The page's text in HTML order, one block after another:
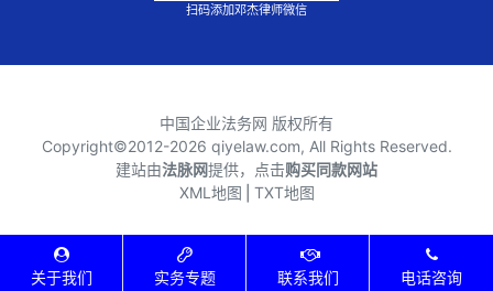
扫码添加邓杰律师微信
中国企业法务网 版权所有
Copyright©2012-2026 qiyelaw.com, All Rights Reserved.
建站由法脉网提供，点击购买同款网站
XML地图
TXT地图
关于我们 实务专题 联系我们 电话咨询